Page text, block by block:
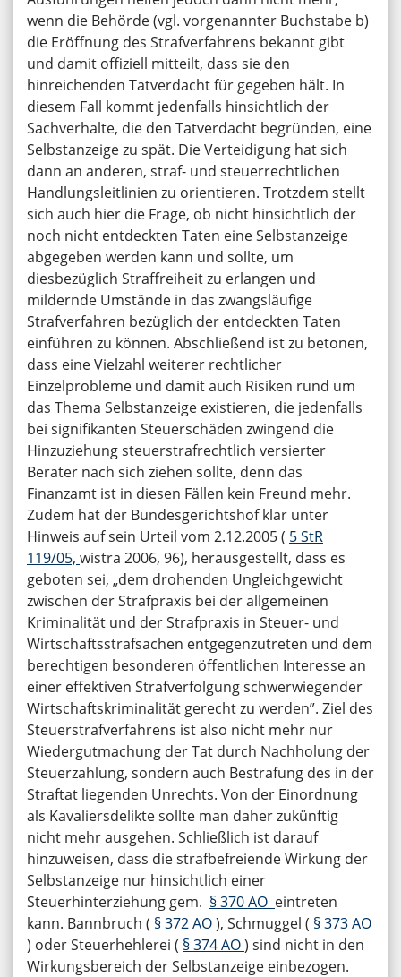
wenn die Behörde (vgl. vorgenannter Buchstabe b)
die Eröffnung des Strafverfahrens bekannt gibt
und damit offiziell mitteilt, dass sie den
hinreichenden Tatverdacht für gegeben hält. In
diesem Fall kommt jedenfalls hinsichtlich der
Sachverhalte, die den Tatverdacht begründen, eine
Selbstanzeige zu spät. Die Verteidigung hat sich
dann an anderen, straf- und steuerrechtlichen
Handlungsleitlinien zu orientieren. Trotzdem stellt
sich auch hier die Frage, ob nicht hinsichtlich der
noch nicht entdeckten Taten eine Selbstanzeige
abgegeben werden kann und sollte, um
diesbezüglich Straffreiheit zu erlangen und
mildernde Umstände in das zwangsläufige
Strafverfahren bezüglich der entdeckten Taten
einführen zu können. Abschließend ist zu betonen,
dass eine Vielzahl weiterer rechtlicher
Einzelprobleme und damit auch Risiken rund um
das Thema Selbstanzeige existieren, die jedenfalls
bei signifikanten Steuerschäden zwingend die
Hinzuziehung steuerstrafrechtlich versierter
Berater nach sich ziehen sollte, denn das
Finanzamt ist in diesen Fällen kein Freund mehr.
Zudem hat der Bundesgerichtshof klar unter
Hinweis auf sein Urteil vom 2.12.2005 ( 5 StR
119/05, wistra 2006, 96), herausgestellt, dass es
geboten sei, „dem drohenden Ungleichgewicht
zwischen der Strafpraxis bei der allgemeinen
Kriminalität und der Strafpraxis in Steuer- und
Wirtschaftsstrafsachen entgegenzutreten und dem
berechtigen besonderen öffentlichen Interesse an
einer effektiven Strafverfolgung schwerwiegender
Wirtschaftskriminalität gerecht zu werden”. Ziel des
Steuerstrafverfahrens ist also nicht mehr nur
Wiedergutmachung der Tat durch Nachholung der
Steuerzahlung, sondern auch Bestrafung des in der
Straftat liegenden Unrechts. Von der Einordnung
als Kavaliersdelikte sollte man daher zukünftig
nicht mehr ausgehen. Schließlich ist darauf
hinzuweisen, dass die strafbefreiende Wirkung der
Selbstanzeige nur hinsichtlich einer
Steuerhinterziehung gem. § 370 AO eintreten
kann. Bannbruch ( § 372 AO), Schmuggel ( § 373 AO
) oder Steuerhehlerei ( § 374 AO) sind nicht in den
Wirkungsbereich der Selbstanzeige einbezogen.